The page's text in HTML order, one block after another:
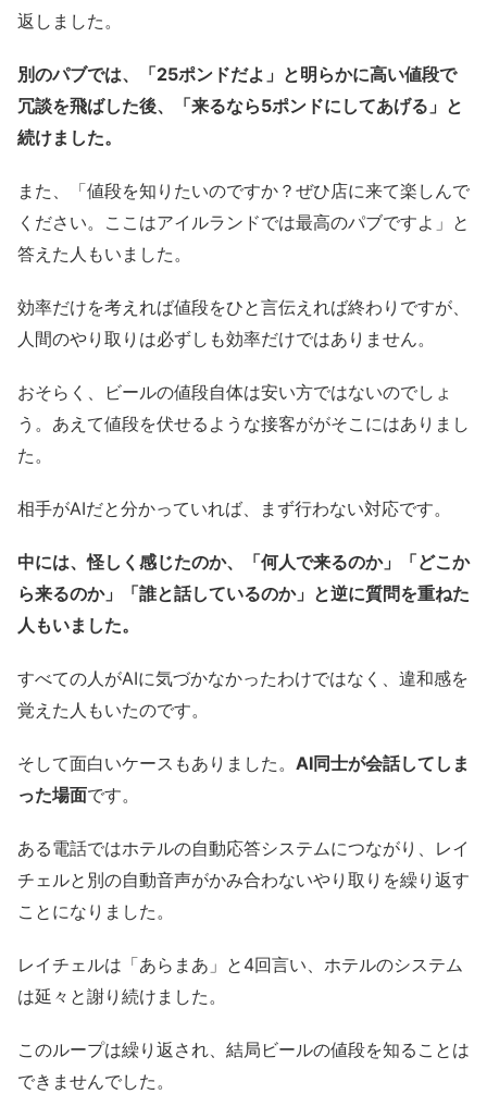
返しました。
別のパブでは、「25ポンドだよ」と明らかに高い値段で
冗談を飛ばした後、「来るなら5ポンドにしてあげる」と
続けました。
また、「値段を知りたいのですか？ぜひ店に来て楽しんで
ください。ここはアイルランドでは最高のパブですよ」と
答えた人もいました。
効率だけを考えれば値段をひと言伝えれば終わりですが、
人間のやり取りは必ずしも効率だけではありません。
おそらく、ビールの値段自体は安い方ではないのでしょ
う。あえて値段を伏せるような接客ががそこにはありまし
た。
相手がAIだと分かっていれば、まず行わない対応です。
中には、怪しく感じたのか、「何人で来るのか」「どこか
ら来るのか」「誰と話しているのか」と逆に質問を重ねた
人もいました。
すべての人がAIに気づかなかったわけではなく、違和感を
覚えた人もいたのです。
そして面白いケースもありました。 AI同士が会話してしま
った場面です。
ある電話ではホテルの自動応答システムにつながり、レイ
チェルと別の自動音声がかみ合わないやり取りを繰り返す
ことになりました。
レイチェルは「あらまあ」と4回言い、ホテルのシステム
は延々と謝り続けました。
このループは繰り返され、結局ビールの値段を知ることは
できませんでした。